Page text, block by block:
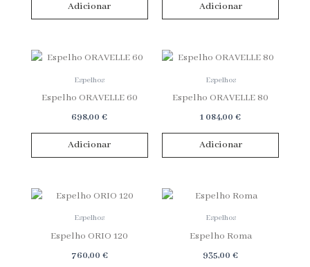
Adicionar Adicionar
Espelhos
Espelho ORAVELLE 60
698,00€
Adicionar
Espelhos
Espelho ORAVELLE 80
1 084,00€
Adicionar
Espelhos
Espelho ORIO 120
760,00 €
Espelhos
Espelho Roma
935,00€